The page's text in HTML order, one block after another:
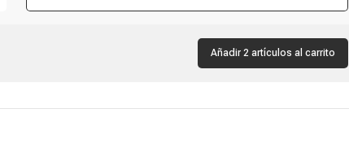
Añadir 2 artículos al carrito